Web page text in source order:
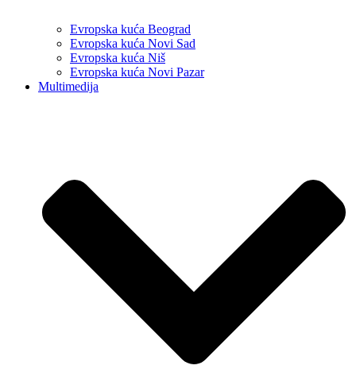
Evropska kuća Beograd
Evropska kuća Novi Sad
Evropska kuća Niš
Evropska kuća Novi Pazar
Multimedija